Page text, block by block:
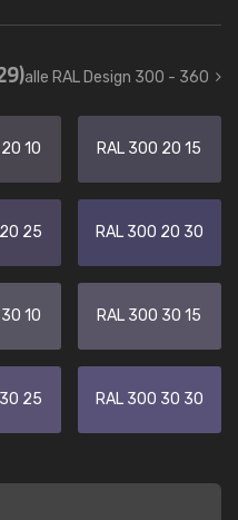
alle RAL Design 300 - 360
10 RAL 300 20 15
25 RAL 300 20 30
10 RAL 300 30 15
25 RAL 300 30 30